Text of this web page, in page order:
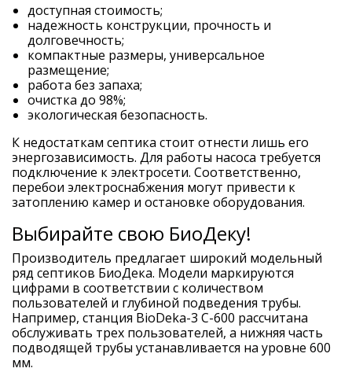
доступная стоимость;
надежность конструкции, прочность и
долговечность;
компактные размеры, универсальное
размещение;
работа без запаха;
очистка до 98%;
экологическая безопасность.
К недостаткам септика стоит отнести лишь его
энергозависимость. Для работы насоса требуется
подключение к электросети. Соответственно,
перебои электроснабжения могут привести к
затоплению камер и остановке оборудования.
Выбирайте свою БиоДеку!
Производитель предлагает широкий модельный
ряд септиков БиоДека. Модели маркируются
цифрами в соответствии с количеством
пользователей и глубиной подведения трубы.
Например, станция BioDeka-3 C-600 рассчитана
обслуживать трех пользователей, а нижняя часть
подводящей трубы устанавливается на уровне 600
мм.